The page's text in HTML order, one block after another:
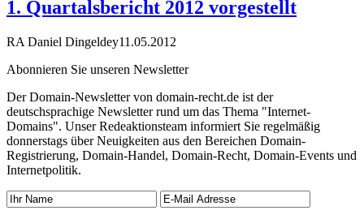
1. Quartalsbericht 2012 vorgestellt
RA Daniel Dingeldey11.05.2012
Abonnieren Sie unseren Newsletter
Der Domain-Newsletter von domain-recht.de ist der
deutschsprachige Newsletter rund um das Thema "Internet-
Domains". Unser Redeaktionsteam informiert Sie regelmäßig
donnerstags über Neuigkeiten aus den Bereichen Domain-
Registrierung, Domain-Handel, Domain-Recht, Domain-Events und
Internetpolitik.